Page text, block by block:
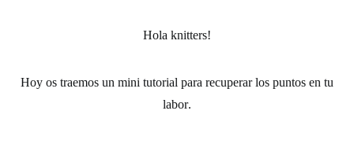
Hola knitters!
Hoy os traemos un mini tutorial para recuperar los puntos en tu
labor.